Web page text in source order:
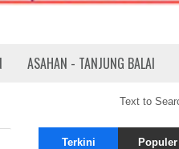
ASAHAN - TANJUNG BALAI
Terkini Populer